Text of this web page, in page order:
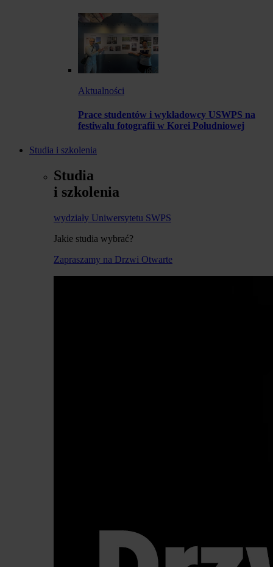
Aktualności
Prace studentów i wykładowcy USWPS na
festiwalu fotografii w Korei Południowej
Studia i szkolenia
Studia
i szkolenia
wydziały Uniwersytetu SWPS
Jakie studia wybrać?
Zapraszamy na Drzwi Otwarte